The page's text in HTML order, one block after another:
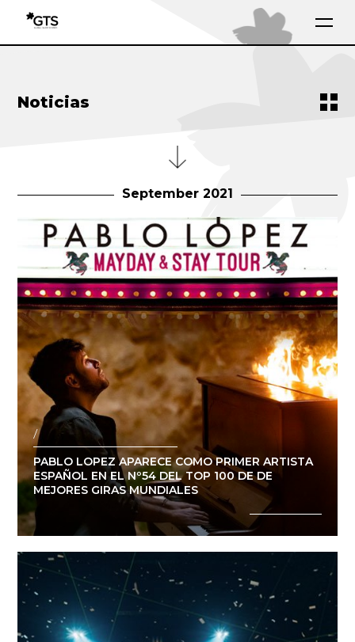
Noticias
September 2021
/
PABLO LOPEZ APARECE COMO PRIMER ARTISTA
ESPAÑOL EN EL Nº54 DEL TOP 100 DE DE
MEJORES GIRAS MUNDIALES